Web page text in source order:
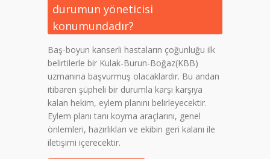
durumun yöneticisi
konumundadır?
Baş-boyun kanserli hastaların çoğunluğu ilk
belirtilerle bir Kulak-Burun-Boğaz(KBB)
uzmanına başvurmuş olacaklardır. Bu andan
itibaren şüpheli bir durumla karşı karşıya
kalan hekim, eylem planını belirleyecektir.
Eylem planı tanı koyma araçlarını, genel
önlemleri, hazırlıkları ve ekibin geri kalanı ile
iletişimi içerecektir.